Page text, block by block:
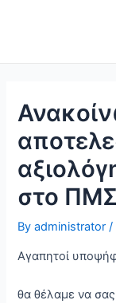
στο
Byadministrator/
Αγαπητοί
θα θέλαμε να